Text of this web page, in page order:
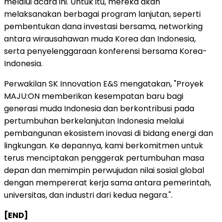
melaksanakan berbagai program lanjutan, seperti
pembentukan dana investasi bersama, networking
antara wirausahawan muda Korea dan Indonesia,
serta penyelenggaraan konferensi bersama Korea-
Indonesia.
Perwakilan SK Innovation E&S mengatakan, "Proyek
MAJU:ON memberikan kesempatan baru bagi
generasi muda Indonesia dan berkontribusi pada
pertumbuhan berkelanjutan Indonesia melalui
pembangunan ekosistem inovasi di bidang energi dan
lingkungan. Ke depannya, kami berkomitmen untuk
terus menciptakan penggerak pertumbuhan masa
depan dan memimpin perwujudan nilai sosial global
dengan mempererat kerja sama antara pemerintah,
universitas, dan industri dari kedua negara.".
[END]